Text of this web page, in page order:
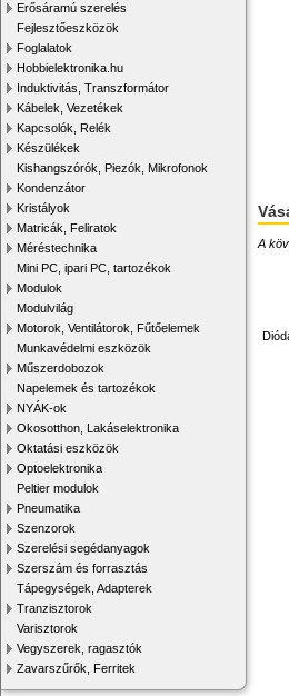
Erősáramú szerelés
Fejlesztőeszközök
Foglalatok
Hobbielektronika.hu
Induktivitás, Transzformátor
Kábelek, Vezetékek
Kapcsolók, Relék
Készülékek
Kishangszórók, Piezók, Mikrofonok
Kondenzátor
Kristályok
Matricák, Feliratok
Méréstechnika
Mini PC, ipari PC, tartozékok
Modulok
Modulvilág
Motorok, Ventilátorok, Fűtőelemek
Munkavédelmi eszközök
Műszerdobozok
Napelemek és tartozékok
NYÁK-ok
Okosotthon, Lakáselektronika
Oktatási eszközök
Optoelektronika
Peltier modulok
Pneumatika
Szenzorok
Szerelési segédanyagok
Szerszám és forrasztás
Tápegységek, Adapterek
Tranzisztorok
Varisztorok
Vegyszerek, ragasztók
Zavarszűrők, Ferritek
A